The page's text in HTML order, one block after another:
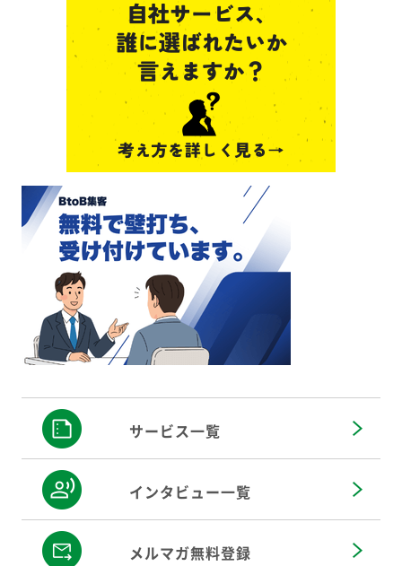
サービス一覧
インタビュー一覧
メルマガ無料登録